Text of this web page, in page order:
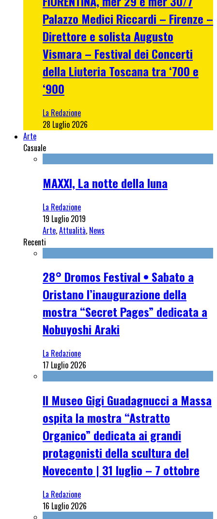
Palazzo Medici Riccardi – Firenze –
Direttore e solista Augusto
Vismara – Festival dei Concerti
della Liuteria Toscana tra ‘700 e
‘900
La Redazione
28 Luglio 2026
Arte
Casuale
MAXXI, La notte della luna
La Redazione
19 Luglio 2019
Arte,Attualità, News
Recenti
28° Dromos Festival • Sabato a
Oristano l’inaugurazione della
mostra “Secret Pages” dedicata a
Nobuyoshi Araki
La Redazione
17 Luglio 2026
Il Museo Gigi Guadagnucci a Massa
ospita la mostra “Astratto
Organico” dedicata ai grandi
protagonisti della scultura del
Novecento | 31 luglio – 7 ottobre
La Redazione
16 Luglio 2026